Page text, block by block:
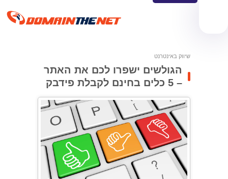
שיווק באינטרנט
הגולשים ישפרו לכם את האתר
– 5 כלים בחינם לקבלת פידבק